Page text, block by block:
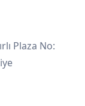
Plaza No: